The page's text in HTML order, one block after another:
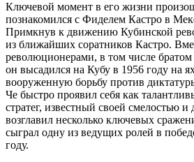
Ключевой момент в его жизни
познакомился с Фиделем Кастро в
Примкнув к движению Кубинской
из ближайших соратников Кастро.
революционерами, в том числе
он высадился на Кубу в 1956 году на
вооруженную борьбу против
Че быстро проявил себя как
стратег, известный своей смелостью
возглавил несколько ключевых
сыграл одну из ведущих ролей в
году.